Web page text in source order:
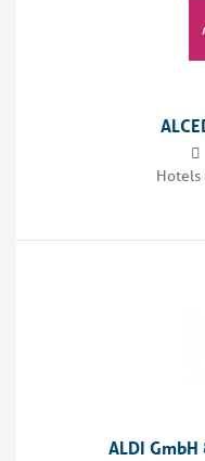
Hotels
ALDI